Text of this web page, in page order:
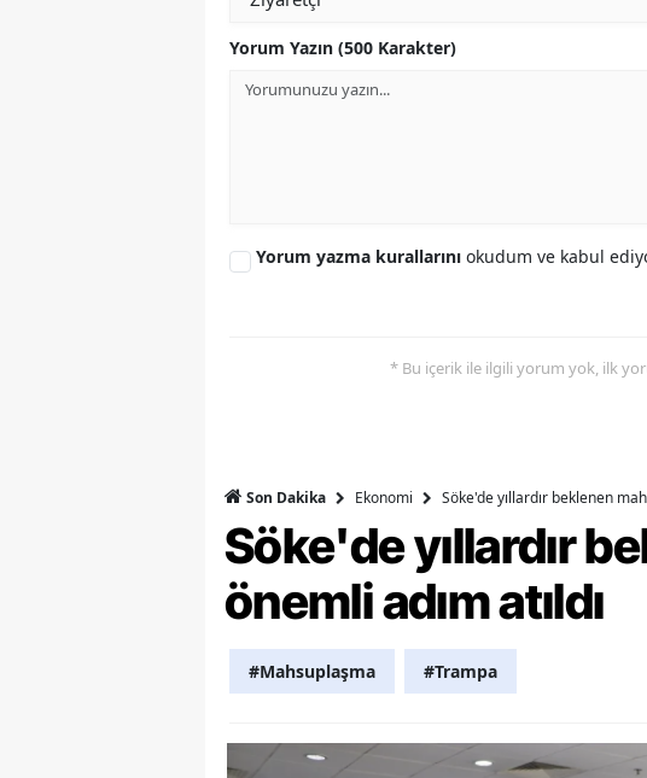
Yorum Yazın (500 Karakter)
Yorum yazma kurallarını okudum ve kabul
* Bu içerik ile ilgili yorum yok, ilk
Son Dakika Ekonomi Söke'de yıllardır beklenen
Söke'de yıllardır
önemli adım atıldı
#Mahsuplaşma #Trampa